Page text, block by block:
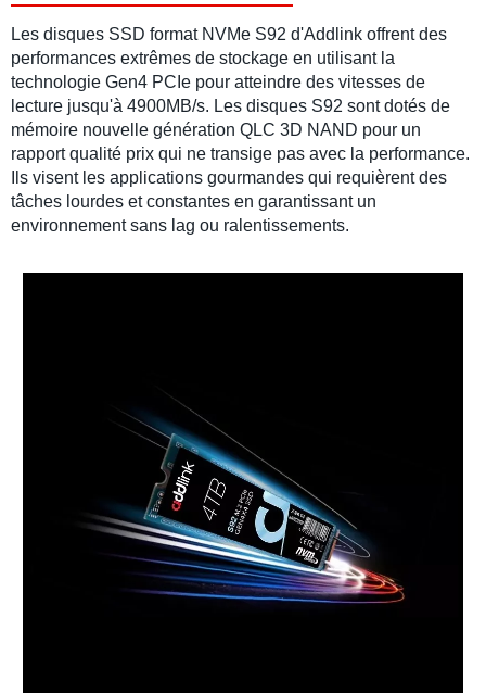
Les disques SSD format NVMe S92 d'Addlink offrent des
performances extrêmes de stockage en utilisant la
technologie Gen4 PCIe pour atteindre des vitesses de
lecture jusqu'à 4900MB/s. Les disques S92 sont dotés de
mémoire nouvelle génération QLC 3D NAND pour un
rapport qualité prix qui ne transige pas avec la performance.
Ils visent les applications gourmandes qui requièrent des
tâches lourdes et constantes en garantissant un
environnement sans lag ou ralentissements.